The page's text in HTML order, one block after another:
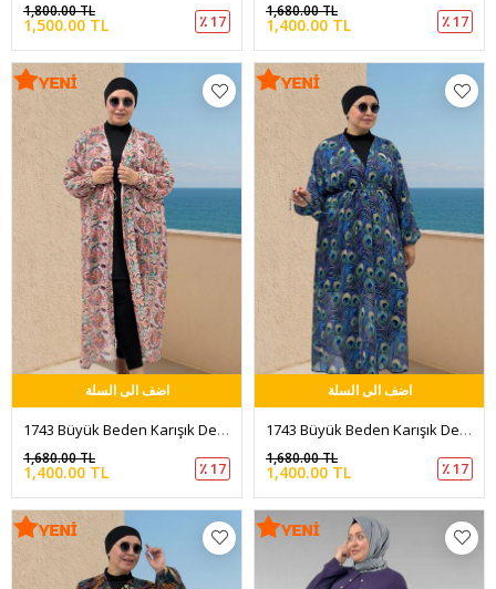
1,500.00 TL
1,800.00 TL
٪ 17 1,400.00 TL
1,680.00 TL
٪ 17
اضف الى السلة
1743 Büyük Beden Karışık Desenli Kolu Lastikli Pareo - Çiçek Desen Pudra
1,400.00 TL
1,680.00 TL
٪ 17
اضف الى السلة
1743 Büyük Beden Karışık Desenli Kolu Lastikli Pareo - Tavus Kuşu Saks
1,400.00 TL
1,680.00 TL
٪ 17